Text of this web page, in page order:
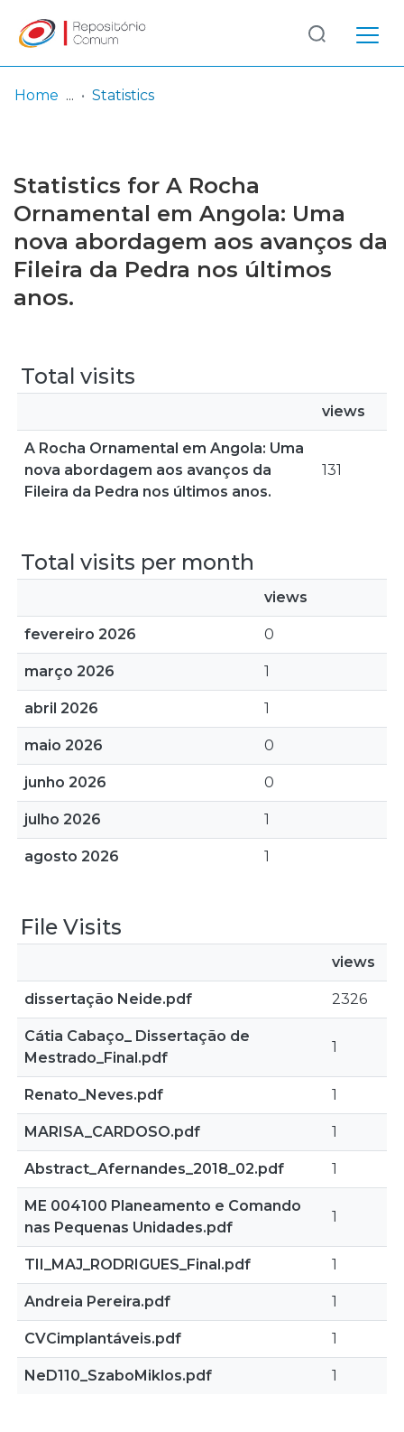
Browse repository
Entities
Log
In
(current)
Home Statistics
Statistics for A Rocha
Ornamental em Angola: Uma
nova abordagem aos avanços da
Fileira da Pedra nos últimos
anos.
Total visits
views
A Rocha Ornamental em Angola: Uma
nova abordagem aos avanços da
Fileira da Pedra nos últimos anos.
131
Total visits per month
views
fevereiro 2026 0
março 2026 1
abril 2026 1
maio 2026 0
junho 2026 0
julho 2026 1
agosto 2026 1
File Visits
views
dissertação Neide.pdf 2326
Cátia Cabaço_ Dissertação de
Mestrado_Final.pdf
1
Renato_Neves.pdf 1
MARISA_CARDOSO.pdf 1
Abstract_Afernandes_2018_02.pdf 1
ME 004100 Planeamento e Comando
nas Pequenas Unidades.pdf
1
TII_MAJ_RODRIGUES_Final.pdf 1
Andreia Pereira.pdf 1
CVCimplantáveis.pdf 1
NeD110_SzaboMiklos.pdf 1